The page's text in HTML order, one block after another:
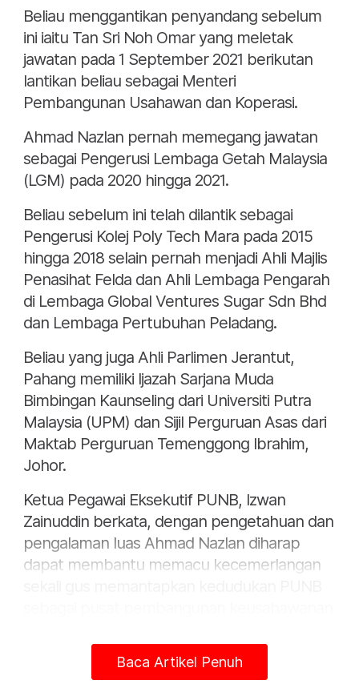
Beliau menggantikan penyandang sebelum
ini iaitu Tan Sri Noh Omar yang meletak
jawatan pada 1 September 2021 berikutan
lantikan beliau sebagai Menteri
Pembangunan Usahawan dan Koperasi.
Ahmad Nazlan pernah memegang jawatan
sebagai Pengerusi Lembaga Getah Malaysia
(LGM) pada 2020 hingga 2021.
Beliau sebelum ini telah dilantik sebagai
Pengerusi Kolej Poly Tech Mara pada 2015
hingga 2018 selain pernah menjadi Ahli Majlis
Penasihat Felda dan Ahli Lembaga Pengarah
di Lembaga Global Ventures Sugar Sdn Bhd
dan Lembaga Pertubuhan Peladang.
Beliau yang juga Ahli Parlimen Jerantut,
Pahang memiliki Ijazah Sarjana Muda
Bimbingan Kaunseling dari Universiti Putra
Malaysia (UPM) dan Sijil Perguruan Asas dari
Maktab Perguruan Temenggong Ibrahim,
Johor.
Ketua Pegawai Eksekutif PUNB, Izwan
Zainuddin berkata, dengan pengetahuan dan
pengalaman luas Ahmad Nazlan diharap
dapat membantu memacu kecemerlangan
Baca Artikel Penuh